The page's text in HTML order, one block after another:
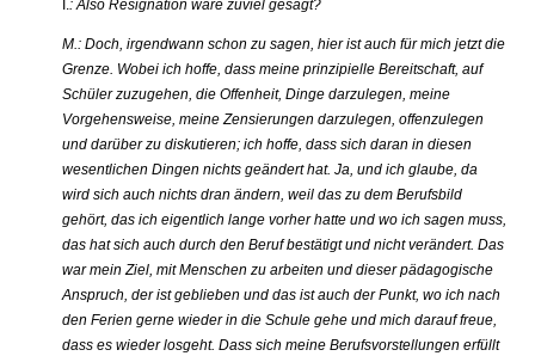
I.: Also Resignation wäre zuviel gesagt?
M.: Doch, irgendwann schon zu sagen, hier ist auch für mich jetzt die
Grenze. Wobei ich hoffe, dass meine prinzipielle Bereitschaft, auf
Schüler zuzugehen, die Offenheit, Dinge darzulegen, meine
Vorgehensweise, meine Zensierungen darzulegen, offenzulegen
und darüber zu diskutieren; ich hoffe, dass sich daran in diesen
wesentlichen Dingen nichts geändert hat. Ja, und ich glaube, da
wird sich auch nichts dran ändern, weil das zu dem Berufsbild
gehört, das ich eigentlich lange vorher hatte und wo ich sagen muss,
das hat sich auch durch den Beruf bestätigt und nicht verändert. Das
war mein Ziel, mit Menschen zu arbeiten und dieser pädagogische
Anspruch, der ist geblieben und das ist auch der Punkt, wo ich nach
den Ferien gerne wieder in die Schule gehe und mich darauf freue,
dass es wieder losgeht. Dass sich meine Berufsvorstellungen erfüllt